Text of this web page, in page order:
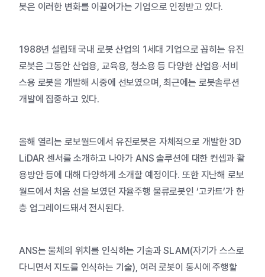
봇은 이러한 변화를 이끌어가는 기업으로 인정받고 있다.
1988년 설립돼 국내 로봇 산업의 1세대 기업으로 꼽히는 유진
로봇은 그동안 산업용, 교육용, 청소용 등 다양한 산업용‧서비
스용 로봇을 개발해 시중에 선보였으며, 최근에는 로봇솔루션
개발에 집중하고 있다.
올해 열리는 로보월드에서 유진로봇은 자체적으로 개발한 3D
LiDAR 센서를 소개하고 나아가 ANS 솔루션에 대한 컨셉과 활
용방안 등에 대해 다양하게 소개할 예정이다. 또한 지난해 로보
월드에서 처음 선을 보였던 자율주행 물류로봇인 ‘고카트’가 한
층 업그레이드돼서 전시된다.
ANS는 물체의 위치를 인식하는 기술과 SLAM(자기가 스스로
다니면서 지도를 인식하는 기술), 여러 로봇이 동시에 주행할